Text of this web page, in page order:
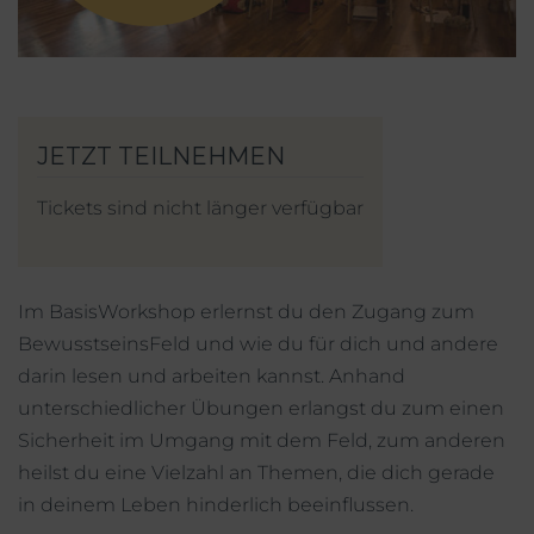
Mein Account
Instagram
Tickets sind nicht länger verfügbar
Im BasisWorkshop erlernst du den Zugang zum
BewusstseinsFeld und wie du für dich und andere
darin lesen und arbeiten kannst. Anhand
unterschiedlicher Übungen erlangst du zum einen
Sicherheit im Umgang mit dem Feld, zum anderen
heilst du eine Vielzahl an Themen, die dich gerade
in deinem Leben hinderlich beeinflussen.